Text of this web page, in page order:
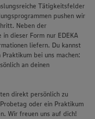
Tätigkeitsfelder
pushen wir
Neben der
dieser Form nur EDEKA
liefern. Du kannst
bei uns machen:
an deinen
direkt persönlich zu
oder ein Praktikum
Wir freuen uns auf dich!